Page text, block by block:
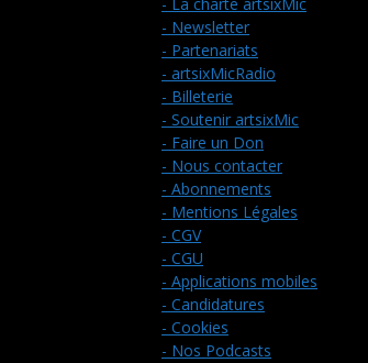
- Newsletter
- Partenariats
- artsixMicRadio
- Billeterie
- Soutenir artsixMic
- Faire un Don
- Nous contacter
- Abonnements
- Mentions Légales
- CGV
- CGU
- Applications mobiles
- Candidatures
- Cookies
- Nos Podcasts